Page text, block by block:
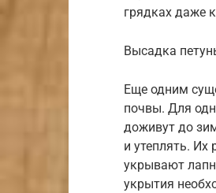
грядках даже
Высадка
Еще одним
почвы. Для
доживут до
и утеплять. Их
укрывают
укрытия